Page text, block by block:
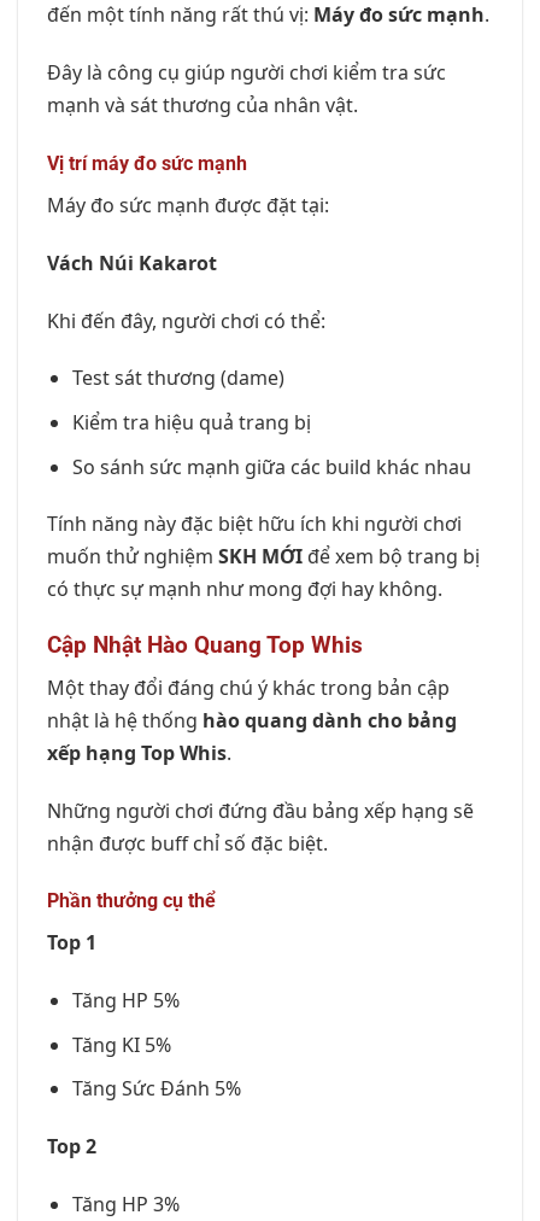
đến một tính năng rất thú vị: Máy đo sức mạnh.
Đây là công cụ giúp người chơi kiểm tra sức
mạnh và sát thương của nhân vật.
Vị trí máy đo sức mạnh
Máy đo sức mạnh được đặt tại:
Vách Núi Kakarot
Khi đến đây, người chơi có thể:
Test sát thương (dame)
Kiểm tra hiệu quả trang bị
So sánh sức mạnh giữa các build khác nhau
Tính năng này đặc biệt hữu ích khi người chơi
muốn thử nghiệm SKH MỚI để xem bộ trang bị
có thực sự mạnh như mong đợi hay không.
Cập Nhật Hào Quang Top Whis
Một thay đổi đáng chú ý khác trong bản cập
nhật là hệ thống hào quang dành cho bảng
xếp hạng Top Whis.
Những người chơi đứng đầu bảng xếp hạng sẽ
nhận được buff chỉ số đặc biệt.
Phần thưởng cụ thể
Top 1
Tăng HP 5%
Tăng KI 5%
Tăng Sức Đánh 5%
Top 2
Tăng HP 3%